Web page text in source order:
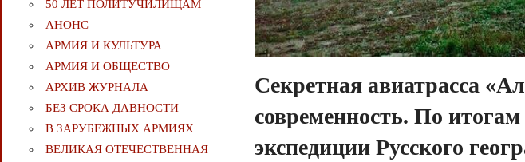
Секретная авиатрасса
современность. По
экспедиции Русского
50 ЛЕТ ПОЛИТУЧИЛИЩАМ
АНОНС
АРМИЯ И КУЛЬТУРА
АРМИЯ И ОБЩЕСТВО
АРХИВ ЖУРНАЛА
БЕЗ СРОКА ДАВНОСТИ
В ЗАРУБЕЖНЫХ АРМИЯХ
ВЕЛИКАЯ ОТЕЧЕСТВЕННАЯ